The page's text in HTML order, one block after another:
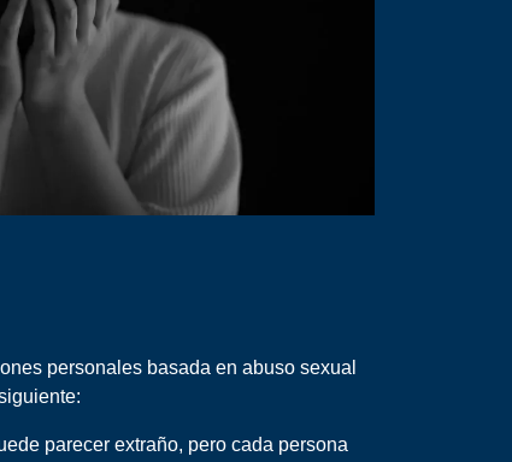
personales basada en abuso sexual
parecer extraño, pero cada persona